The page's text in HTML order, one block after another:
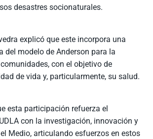
desastres socionaturales.
explicó que este incorpora una
del modelo de Anderson para la
con el objetivo de
de vida y, particularmente, su salud.
esta participación refuerza el
con la investigación, innovación y
Medio, articulando esfuerzos en estos